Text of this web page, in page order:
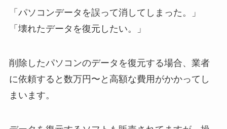
「パソコンデータを誤って消してしまった。」
「壊れたデータを復元したい。」
削除したパソコンのデータを復元する場合、業者
に依頼すると数万円〜と高額な費用がかかってし
まいます。